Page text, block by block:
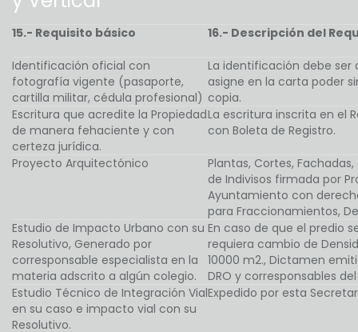
15.- Requisito básico 16.- Descripción del
Identificación oficial con
fotografía vigente (pasaporte,
cartilla militar, cédula profesional)
La identificación debe ser
asigne en la carta poder
copia.
Escritura que acredite la Propiedad
de manera fehaciente y con
certeza jurídica.
La escritura inscrita en el
con Boleta de Registro.
Proyecto Arquitectónico
Plantas, Cortes,
de Indivisos firmada por
Ayuntamiento con
para Fraccionamientos,
Estudio de Impacto Urbano con su
Resolutivo, Generado por
corresponsable especialista en la
materia adscrito a algún colegio.
En caso de que el predio
requiera cambio de
10000 m2., Dictamen
DRO y corresponsables
Estudio Técnico de Integración Vial
en su caso e impacto vial con su
Resolutivo.
Expedido por esta